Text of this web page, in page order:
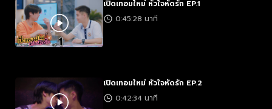
เปิดเทอมใหม่ หัวใจหัดรัก EP.1
0:45:28 นาที
เปิดเทอมใหม่ หัวใจหัดรัก EP.2
0:42:34 นาที